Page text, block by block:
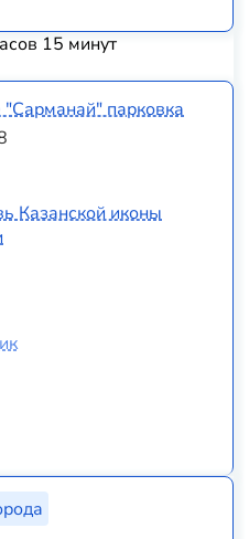
15 минут
парковка
Казанской иконы